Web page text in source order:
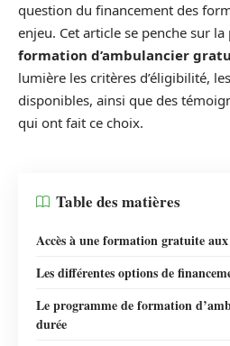
question du financement des
enjeu. Cet article se penche sur
formation d’ambulancier
lumière les critères d’éligibilité,
disponibles, ainsi que des
qui ont fait ce choix.
Table des matières
Accès à une formation gratuite
Les différentes options de
Le programme de formation
durée